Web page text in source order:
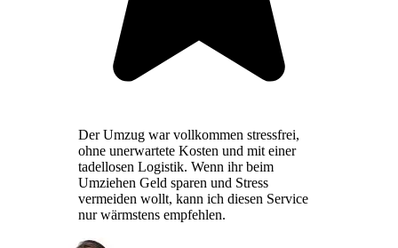
Der Umzug war vollkommen stressfrei,
ohne unerwartete Kosten und mit einer
tadellosen Logistik. Wenn ihr beim
Umziehen Geld sparen und Stress
vermeiden wollt, kann ich diesen Service
nur wärmstens empfehlen.